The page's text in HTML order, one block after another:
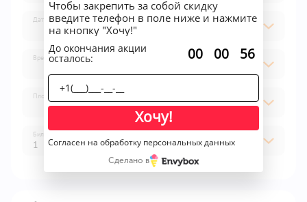
Дата
Время
Площадка
1
Билет
Чтобы закрепить за собой скидку
введите телефон в поле ниже и нажмите
на кнопку "Хочу!"
До окончания акции
осталось: 00 00 56
Хочу!
Согласен на обработку персональных данных
Сделано в